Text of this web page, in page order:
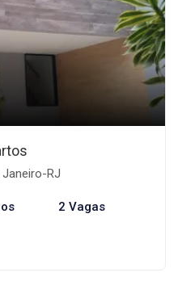
RJ
2 Vagas